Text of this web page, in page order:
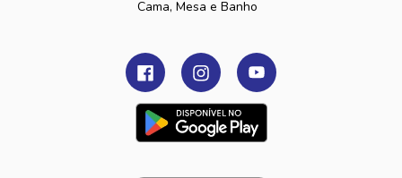
Cama, Mesa e Banho